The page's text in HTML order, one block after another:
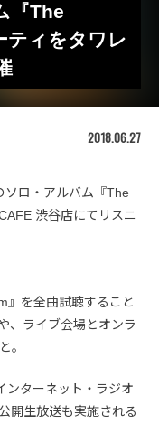
『The
ティをタワレ
2018.06.27
ソロ・アルバム『The
渋谷店にてリスニ
』を全曲試聴すること
、ライブ会場とオンラ
。
ンターネット・ラジオ
開生放送も実施される